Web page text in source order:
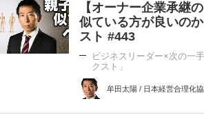
【オーナー企業承継
似ている方が良いの
スト #443
ビジネスリーダー×次の一
クスト」
牟田太陽 / 日本経営合理化